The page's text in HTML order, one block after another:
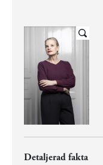
Detaljerad fakta